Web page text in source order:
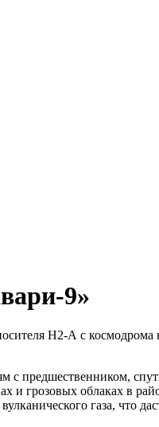
9»
Н2-А с космодрома
с предшественником,
грозовых облаках в
газа, что